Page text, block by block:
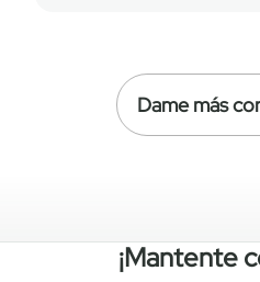
Dame más
¡Mantente